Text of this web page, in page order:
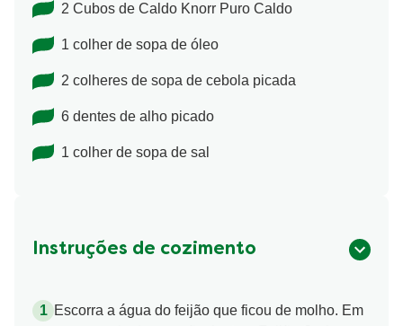
2 Cubos de Caldo Knorr Puro Caldo
1 colher de sopa de óleo
2 colheres de sopa de cebola picada
6 dentes de alho picado
1 colher de sopa de sal
Instruções de cozimento
Escorra a água do feijão que ficou de molho. Em